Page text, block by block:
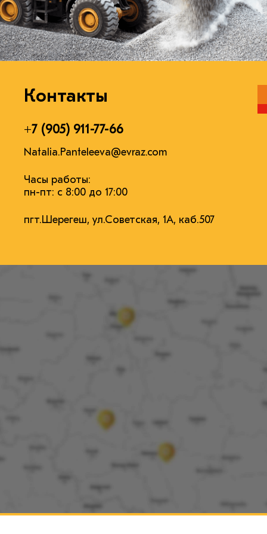
Контакты
+7 (905) 911-77-66
Natalia.Panteleeva@evraz.com
Часы работы:
пн-пт: с 8:00 до 17:00
пгт.Шерегеш, ул.Советская, 1А, каб.507